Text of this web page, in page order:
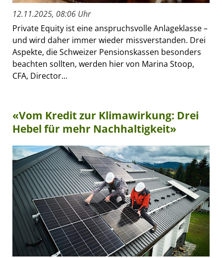
12.11.2025, 08:06 Uhr
Private Equity ist eine anspruchsvolle Anlageklasse –
und wird daher immer wieder missverstanden. Drei
Aspekte, die Schweizer Pensionskassen besonders
beachten sollten, werden hier von Marina Stoop,
CFA, Director...
«Vom Kredit zur Klimawirkung: Drei
Hebel für mehr Nachhaltigkeit»